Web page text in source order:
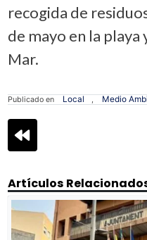
recogida de
de mayo en la
Mar.
Publicado en Local , Medio
Navegación
de
Artículos